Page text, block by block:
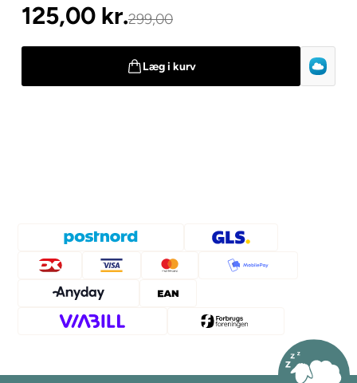
125,00 kr.299,00
Læg i kurv